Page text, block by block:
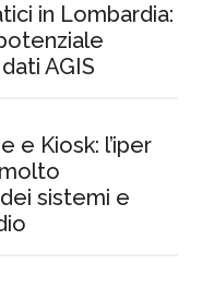
in Lombardia:
AGIS
e Kiosk: l’iper
sistemi e